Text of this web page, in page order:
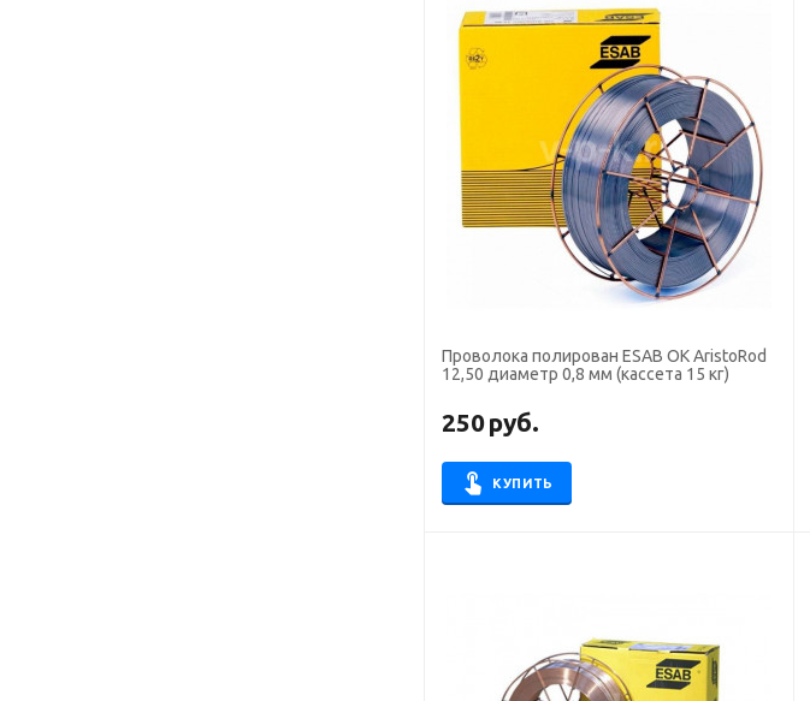
Проволока полирован ESAB OK AristoRod
12,50 диаметр 0,8 мм (кассета 15 кг)
250руб.
КУПИТЬ